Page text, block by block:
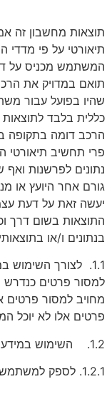
תוצאות מחשבון זה
תיאורטי על פי מדדי
המשתמש מכניס על
תואם במדויק את
שהיו בפועל עבור
כללית בלבד
הרכב דומה בתקופה
פרי תחשיב תיאורטי
נתונים לפרשנות ואף
גורם אחר היועץ או
יעשה זאת על דעת
התוצאות בשום דרך
בנתונים ו/או
1.1. לצורך
למסור פרטים
מחויב למסור פרטים
פרטים אלו לא יוכל
1.2. השימוש במידע שנאסף, ייעשה על פי על מנת:
1.2.1. לספק למשתמש את השימוש במחשבון.